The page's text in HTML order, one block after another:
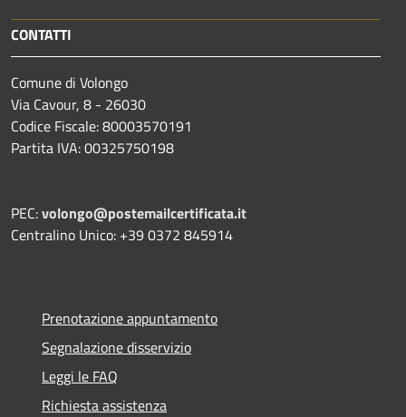
CONTATTI
Comune di Volongo
Via Cavour, 8 - 26030
Codice Fiscale: 80003570191
Partita IVA: 00325750198
PEC:volongo@postemailcertificata.it
Centralino Unico: +39 0372 845914
Prenotazione appuntamento
Segnalazione disservizio
Leggi le FAQ
Richiesta assistenza